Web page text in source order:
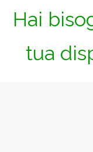
Hai
tua